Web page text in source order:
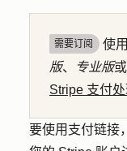
需要订阅 使用
版、 专业版或
Stripe 支付
要使用支付链接